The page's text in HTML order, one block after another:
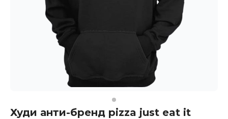
Худи анти-бренд pizza just eat it